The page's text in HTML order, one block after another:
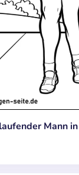
Mann